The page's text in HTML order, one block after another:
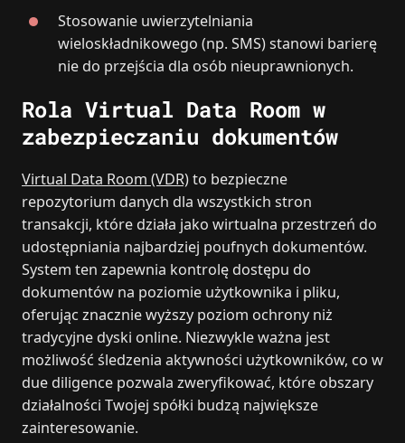
Stosowanie uwierzytelniania
wieloskładnikowego (np. SMS) stanowi barierę
nie do przejścia dla osób nieuprawnionych.
Rola Virtual Data Room w
zabezpieczaniu dokumentów
Virtual Data Room (VDR)to bezpieczne
repozytorium danych dla wszystkich stron
transakcji, które działa jako wirtualna przestrzeń do
udostępniania najbardziej poufnych dokumentów.
System ten zapewnia kontrolę dostępu do
dokumentów na poziomie użytkownika i pliku,
oferując znacznie wyższy poziom ochrony niż
tradycyjne dyski online. Niezwykle ważna jest
możliwość śledzenia aktywności użytkowników, co w
due diligence pozwala zweryfikować, które obszary
działalności Twojej spółki budzą największe
zainteresowanie.